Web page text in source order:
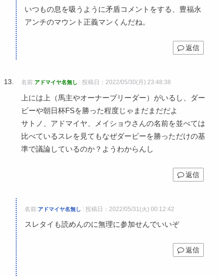
いつもの息を吸うように矛盾コメントをする、豊福永
アンチのマウント正義マンくんだね。
返信
名前:アドマイヤ名無し : 投稿日：2022/05/30(月) 23:48:38
上には上（馬主やオーナーブリーダー）がいるし、ダー
ビーや朝日杯FSを勝った程度じゃまだまだだよ
サトノ、アドマイヤ、メイショウさんの名前を並べては
比べているスレを見てもなぜダービーを勝っただけの基
準で議論しているのか？ようわからんし
返信
名前:アドマイヤ名無し : 投稿日：2022/05/31(火) 00:12:42
スレタイも読めんのに無理に参加せんでいいぞ
返信